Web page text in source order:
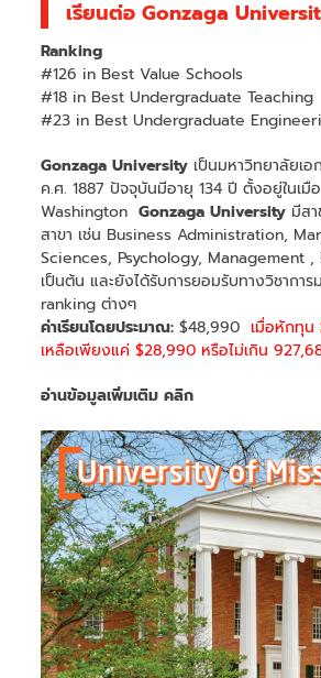
เรียนต่อ Gonzaga
Ranking
#126 in Best Value Schools
#18 in Best Undergraduate Teaching
#23 in Best Undergraduate
Gonzaga University เป็นมหาวิทยาลัยเ
ค.ศ. 1887 ปัจจุบันมีอายุ 134 ปี ตั้งอยู่ในเมื
WashingtonGonzaga University มีส
สาขา เช่น Business Administration,
Sciences, Psychology, Management
เป็นต้น และยังได้รับการยอมรับทางวิชากา
ranking ต่างๆ
ค่าเรียนโดยประมาณ: $48,990 เมื่อหักทุน
เหลือเพียงแค่ $28,990 หรือไม่เกิน
อ่านข้อมูลเพิ่มเติม คลิก